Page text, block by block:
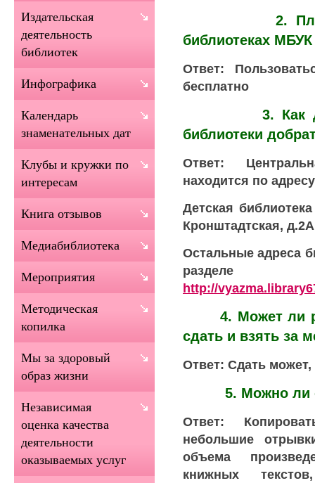
2. Платное
библиотеках
Ответ:
бесплатно
3. Как до
библиотеки
Ответ:
находится по
Детская
Кронштадтская,
Остальные адреса
http://
4. Может ли
сдать и взять за
Ответ: Сдать может,
5. Можно ли
Ответ:
небольшие
объема
книжных
Издательская
деятельность
библиотек
Инфографика
Календарь
знаменательных дат
Клубы и кружки по
интересам
Книга отзывов
Медиабиблиотека
Мероприятия
Методическая
копилка
Мы за здоровый
образ жизни
Независимая
оценка качества
деятельности
оказываемых услуг